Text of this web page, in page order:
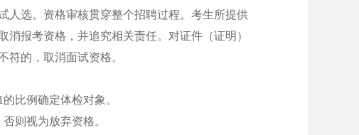
人选。资格审核贯穿整个招聘过程。考生所提供
报考资格，并追究相关责任。对证件（证明）
符的，取消面试资格。
比例确定体检对象。
则视为放弃资格。